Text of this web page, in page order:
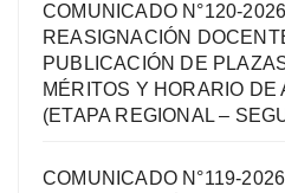
COMUNICADO N°120-
REASIGNACIÓN
PUBLICACIÓN DE
MÉRITOS Y HORARIO DE
(ETAPA REGIONAL –
COMUNICADO N°119-